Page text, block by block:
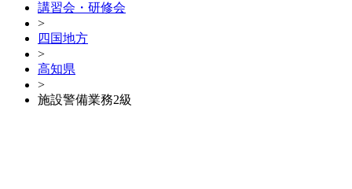
講習会・研修会
>
四国地方
>
高知県
>
施設警備業務2級